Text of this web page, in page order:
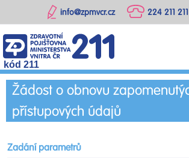
224 211 211
info@zpmvcr.cz
kód 211
Žádost o obnovu
přístupových údajů
Zadání parametrů